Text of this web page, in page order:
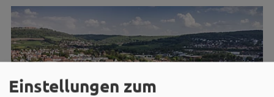
Einstellungen zum